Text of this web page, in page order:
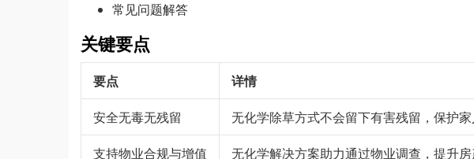
常见问题解答
关键要点
要点 详情
安全无毒无残留 无化学除草方式不会留下有害残留，保护家
支持物业合规与增值 无化学解决方案助力通过物业调查，提升房